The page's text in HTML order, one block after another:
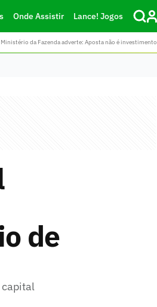
Onde Assistir Lance! Jogos
da Fazenda adverte: Aposta não é investimento
de
capital